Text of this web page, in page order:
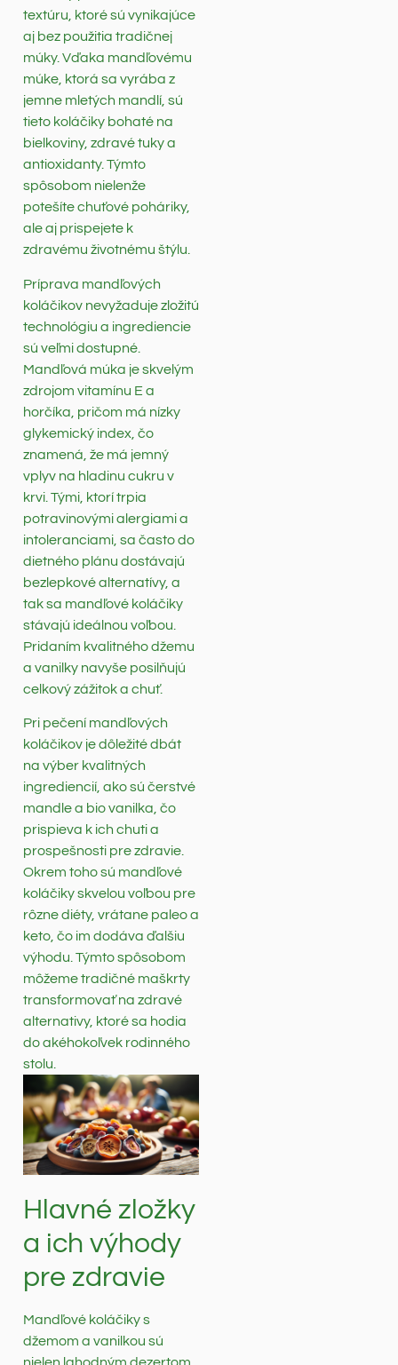
textúru, ktoré sú vynikajúce
aj bez použitia tradičnej
múky. Vďaka mandľovému
múke, ktorá sa vyrába z
jemne mletých mandlí, sú
tieto koláčiky bohaté na
bielkoviny, zdravé tuky a
antioxidanty. Týmto
spôsobom nielenže
potešíte chuťové poháriky,
ale aj prispejete k
zdravému životnému štýlu.
Príprava mandľových
koláčikov nevyžaduje zložitú
technológiu a ingrediencie
sú veľmi dostupné.
Mandľová múka je skvelým
zdrojom vitamínu E a
horčíka, pričom má nízky
glykemický index, čo
znamená, že má jemný
vplyv na hladinu cukru v
krvi. Tými, ktorí trpia
potravinovými alergiami a
intoleranciami, sa často do
dietného plánu dostávajú
bezlepkové alternatívy, a
tak sa mandľové koláčiky
stávajú ideálnou voľbou.
Pridaním kvalitného džemu
a vanilky navyše posilňujú
celkový zážitok a chuť.
Pri pečení mandľových
koláčikov je dôležité dbát
na výber kvalitných
ingrediencií, ako sú čerstvé
mandle a bio vanilka, čo
prispieva k ich chuti a
prospešnosti pre zdravie.
Okrem toho sú mandľové
koláčiky skvelou voľbou pre
rôzne diéty, vrátane paleo a
keto, čo im dodáva ďalšiu
výhodu. Týmto spôsobom
môžeme tradičné maškrty
transformovať na zdravé
alternativy, ktoré sa hodia
do akéhokoľvek rodinného
stolu.
Hlavné zložky
a ich výhody
pre zdravie
Mandľové koláčiky s
džemom a vanilkou sú